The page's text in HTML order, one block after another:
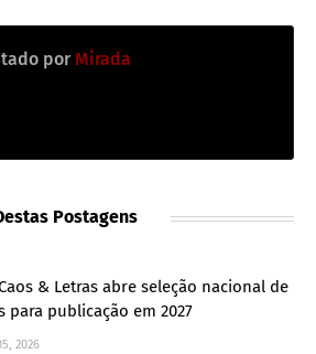
por Mirada
Postagens
& Letras abre seleção nacional de
para publicação em 2027
2026